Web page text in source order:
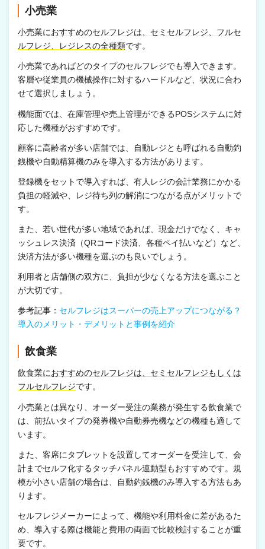
小売業
小売業におすすめのセルフレジは、セミセルフレジ、フルセ
ルフレジ、レジレスの全種類です。
小売業であればどのタイプのセルフレジでも導入できます。
客層や従業員の機械操作に対するハードルなど、状況に合わ
せて選択しましょう。
機能面では、在庫管理や売上管理ができるPOSシステムに対
応した機種がおすすめです。
顧客に高齢者が多い店舗では、自動レジとも呼ばれる自動釣
銭機や自動精算機のみを導入する方法があります。
登録機をセットで導入すれば、有人レジの会計業務にかかる
負担の軽減や、レジ待ち列の解消につながる点がメリットで
す。
また、若い世代が多い地域であれば、現金だけでなく、キャ
ッシュレス決済（QRコード決済、各種ペイ払いなど）など、
決済方法が多い機種を選ぶのも良いでしょう。
利用者と店舗側の双方に、負担が少なくなる方法を選ぶこと
が大切です。
参考記事： セルフレジはスーパーの売上アップにつながる？
導入のメリット・デメリットと事例を紹介
飲食業
飲食業におすすめのセルフレジは、セミセルフレジもしくは
フルセルフレジです。
小売業とは異なり、オーダー受注の業務が発生する飲食業で
は、前払いタイプの発券機や自動券売機などの機種も適して
います。
また、客席にタブレットを設置してオーダーを受注して、会
計までセルフ化するタッチパネル連動型もおすすめです。規
模が小さい店舗の場合は、自動釣銭機のみ導入する方法もあ
ります。
セルフレジメーカーによって、機能や利用料金に差があるた
め、導入する際は機能と費用の両面で比較検討することが重
要です。